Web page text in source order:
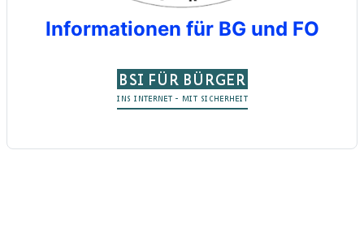
Informationen für BG und FO